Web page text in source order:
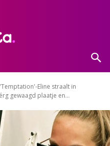
'Temptation'-Eline straalt in
gewaagd plaatje en...